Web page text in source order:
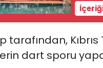
tarafından,
dart sporu